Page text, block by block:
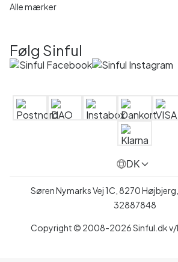
Alle mærker
Følg Sinful
DK
Søren Nymarks Vej 1C, 8270
32887848
Copyright © 2008-2026 Sinful.dk v/